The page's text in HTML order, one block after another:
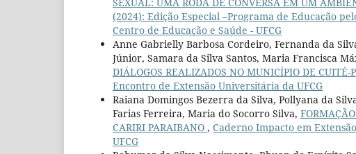
(2024): Edição Especial –Programa de Educação
Centro de Educação e Saúde - UFCG
Anne Gabrielly Barbosa Cordeiro, Fernanda da
Júnior, Samara da Silva Santos, Maria Francisca
DIÁLOGOS REALIZADOS NO MUNICÍPIO DE CUITÉ-
Encontro de Extensão Universitária da UFCG
Raiana Domingos Bezerra da Silva, Pollyana da
Farias Ferreira, Maria do Socorro Silva,
CARIRI PARAIBANO , Caderno Impacto em
UFCG